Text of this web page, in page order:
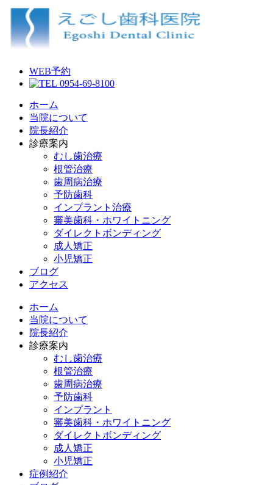
WEB予約
0954-69-8100
ホーム
当院について
院長紹介
診療案内
むし歯治療
根管治療
歯周病治療
予防歯科
インプラント治療
審美歯科・ホワイトニング
ダイレクトボンディング
成人矯正
小児矯正
ブログ
アクセス
ホーム
当院について
院長紹介
診療案内
むし歯治療
根管治療
歯周病治療
予防歯科
インプラント
審美歯科・ホワイトニング
ダイレクトボンディング
成人矯正
小児矯正
症例紹介